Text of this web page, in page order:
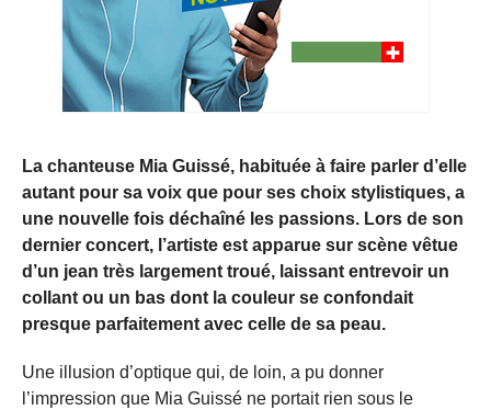
La chanteuse Mia Guissé, habituée à faire parler d’elle
autant pour sa voix que pour ses choix stylistiques, a
une nouvelle fois déchaîné les passions. Lors de son
dernier concert, l’artiste est apparue sur scène vêtue
d’un jean très largement troué, laissant entrevoir un
collant ou un bas dont la couleur se confondait
presque parfaitement avec celle de sa peau.
Une illusion d’optique qui, de loin, a pu donner
l’impression que Mia Guissé ne portait rien sous le